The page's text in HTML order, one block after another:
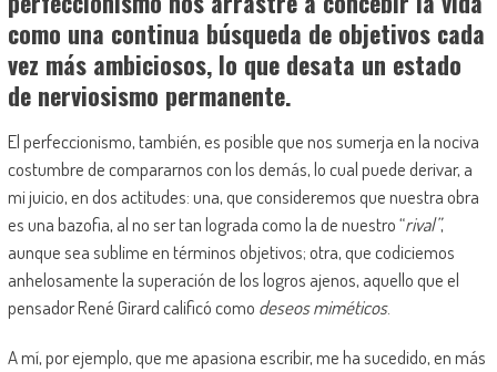
como una continua búsqueda de objetivos cada
vez más ambiciosos, lo que desata un estado
de nerviosismo permanente.
El perfeccionismo, también, es posible que nos sumerja en la nociva
costumbre de compararnos con los demás, lo cual puede derivar, a
mi juicio, en dos actitudes: una, que consideremos que nuestra obra
es una bazofia, al no ser tan lograda como la de nuestro “rival”,
aunque sea sublime en términos objetivos; otra, que codiciemos
anhelosamente la superación de los logros ajenos, aquello que el
pensador René Girard calificó como deseos miméticos.
A mí, por ejemplo, que me apasiona escribir, me ha sucedido, en más